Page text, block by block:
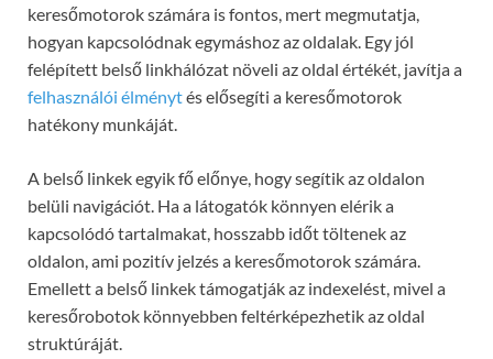
keresőmotorok számára is fontos, mert megmutatja,
hogyan kapcsolódnak egymáshoz az oldalak. Egy jól
felépített belső linkhálózat növeli az oldal értékét, javítja a
felhasználói élménytés elősegíti a keresőmotorok
hatékony munkáját.
A belső linkek egyik fő előnye, hogy segítik az oldalon
belüli navigációt. Ha a látogatók könnyen elérik a
kapcsolódó tartalmakat, hosszabb időt töltenek az
oldalon, ami pozitív jelzés a keresőmotorok számára.
Emellett a belső linkek támogatják az indexelést, mivel a
keresőrobotok könnyebben feltérképezhetik az oldal
struktúráját.